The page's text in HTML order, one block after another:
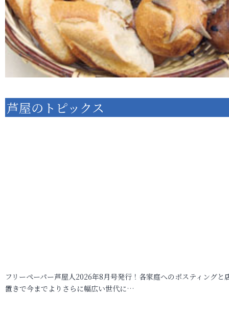
芦屋のトピックス
フリーペーパー芦屋人2026年8月号発行！各家庭へのポスティングと
置きで今までよりさらに幅広い世代に…